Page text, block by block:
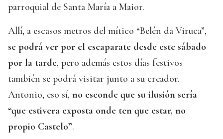
parroquial de Santa María a Maior.
Allí, a escasos metros del mítico “Belén da Viruca”,
se podrá ver por el escaparate desde este sábado
por la tarde, pero además estos días festivos
también se podrá visitar junto a su creador.
Antonio, eso sí, no esconde que su ilusión sería
“que estivera exposta onde ten que estar, no
propio Castelo”.